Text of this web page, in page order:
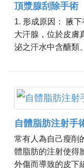
頂漿腺刮除手術
1. 形成原因： 腋下有種特殊的汗腺為頂漿腺，又稱
大汗腺，位於皮膚
泌之汗水中含醣類
自體脂肪注射手
常有人為自己瘦削
體脂肪的注射使得
外傷而導致的皮下